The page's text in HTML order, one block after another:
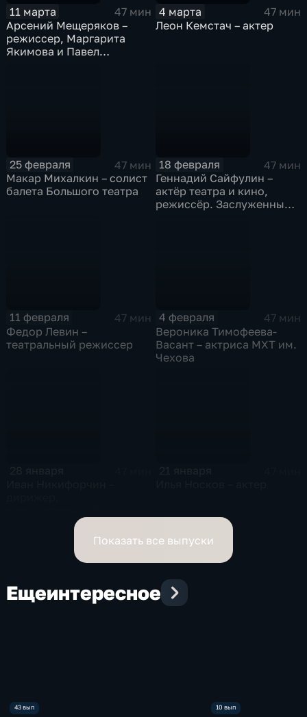
11 марта
47 мин
Арсений Мещеряков –
режиссер, Маргарита
Якимова и Павел
4 марта
47 мин
Леон Кемстач – актер
25 февраля
47 мин
Макар Михалкин – солист
балета Большого театра
18 февраля
47 мин
Геннадий Сайфулин –
актёр театра и кино,
режиссёр. Заслуженный
11 февраля
47 мин
Федор Левин –
театральный режиссер
4 февраля
47 мин
Вероника Тимофеева-
Васант – актриса МХТ им.
Чехова
руководитель МГАСО
Показать все выпуски
Ещеинтересное